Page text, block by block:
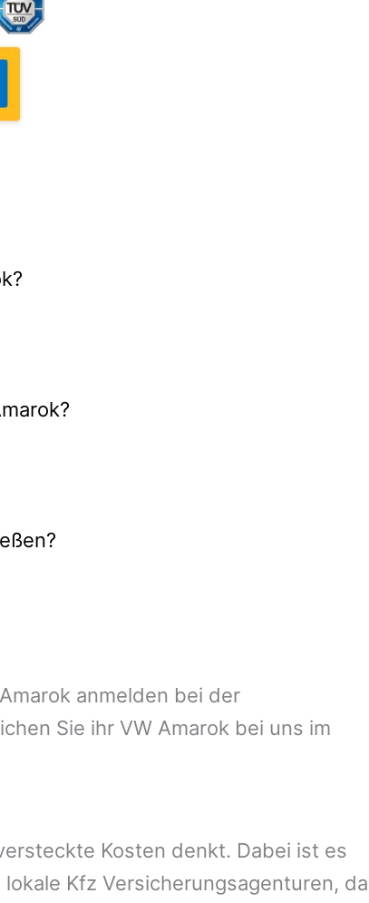
anmelden bei der
Sie ihr VW Amarok bei uns im
Kosten denkt. Dabei ist es
Kfz Versicherungsagenturen, da